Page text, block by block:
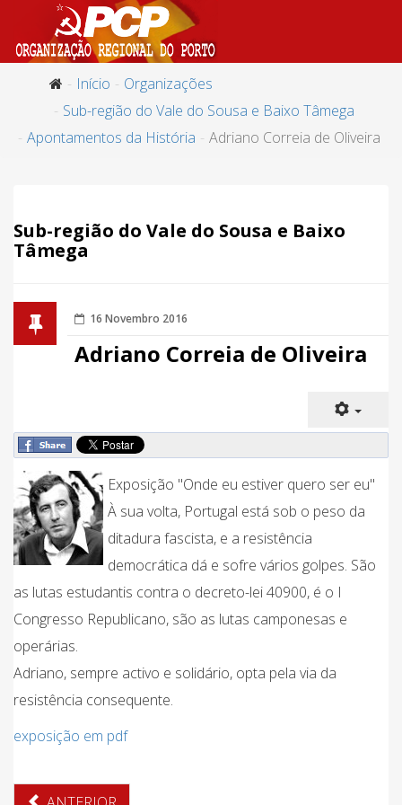
Início
Organizações
Sub-região do Vale do Sousa e Baixo Tâmega
Apontamentos da História
Adriano Correia de Oliveira
Sub-região do Vale do Sousa e Baixo
Tâmega
16 Novembro 2016
Adriano Correia de Oliveira
Exposição "Onde eu estiver quero ser eu"
À sua volta, Portugal está sob o peso da
ditadura fascista, e a resistência
democrática dá e sofre vários golpes. São
as lutas estudantis contra o decreto-lei 40900, é o I
Congresso Republicano, são as lutas camponesas e
operárias.
Adriano, sempre activo e solidário, opta pela via da
resistência consequente.
exposição em pdf